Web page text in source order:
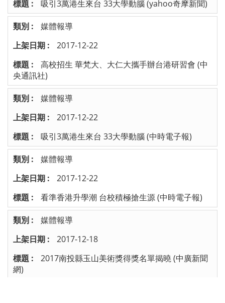
吸引3萬港生來台 33大學動腦 (yahoo奇摩新聞)
媒體報導
2017-12-22
高校招生 華梵大、大仁大攜手辦台港研習會 (中
央通訊社)
媒體報導
2017-12-22
吸引3萬港生來台 33大學動腦 (中時電子報)
媒體報導
2017-12-22
看準香港升學潮 台校積極搶生源 (中時電子報)
媒體報導
2017-12-18
2017南投縣玉山美術獎得獎名單揭曉 (中廣新聞
網)